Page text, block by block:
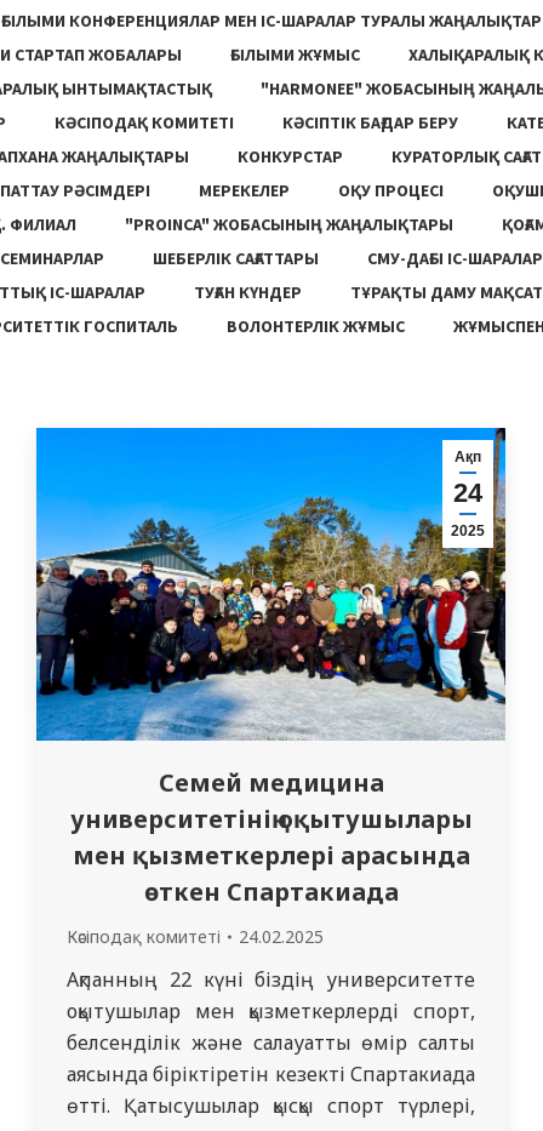
ҒЫЛЫМИ КОНФЕРЕНЦИЯЛАР МЕН ІС-ШАРАЛАР ТУРАЛЫ ЖАҢАЛЫҚТАР
СТАРТАП ЖОБАЛАРЫ
ҒЫЛЫМИ ЖҰМЫС
ХАЛЫҚАРАЛЫҚ
ЫНТЫМАҚТАСТЫҚ
"HARMONEE" ЖОБАСЫНЫҢ
КӘСІПОДАҚ КОМИТЕТІ КӘСІПТІК БАҒДАР БЕРУ
ЖАҢАЛЫҚТАРЫ
КОНКУРСТАР
КУРАТОРЛЫҚ
РӘСІМДЕРІ
МЕРЕКЕЛЕР ОҚУ ПРОЦЕСІ
ФИЛИАЛ
"PROINCA" ЖОБАСЫНЫҢ ЖАҢАЛЫҚТАРЫ
СЕМИНАРЛАР
ШЕБЕРЛІК САҒАТТАРЫ
СМУ-ДАҒЫ ІС-ШАРАЛАР
ІС-ШАРАЛАР
ТУҒАН КҮНДЕР
ТҰРАҚТЫ ДАМУ
ГОСПИТАЛЬ
ВОЛОНТЕРЛІК ЖҰМЫС
Ақп
24
2025
Семей медицина
университетінің оқытушылары
мен қызметкерлері арасында
өткен Спартакиада
Кәсіподақ комитеті 24.02.2025
Ақпанның 22 күні біздің университетте
оқытушылар мен қызметкерлерді спорт,
белсенділік және салауатты өмір салты
аясында біріктіретін кезекті Спартакиада
өтті. Қатысушылар қысқы спорт түрлері,